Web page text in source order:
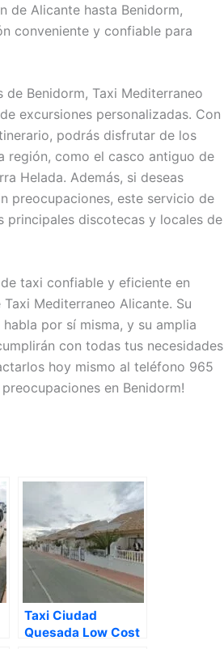
de Alicante hasta Benidorm,
conveniente y confiable para
Benidorm, Taxi Mediterraneo
excursiones personalizadas. Con
podrás disfrutar de los
región, como el casco antiguo de
Helada. Además, si deseas
preocupaciones, este servicio de
discotecas y locales de
taxi confiable y eficiente en
Mediterraneo Alicante. Su
por sí misma, y su amplia
con todas tus necesidades
hoy mismo al teléfono 965
en Benidorm!
Taxi Ciudad
Quesada Low Cost